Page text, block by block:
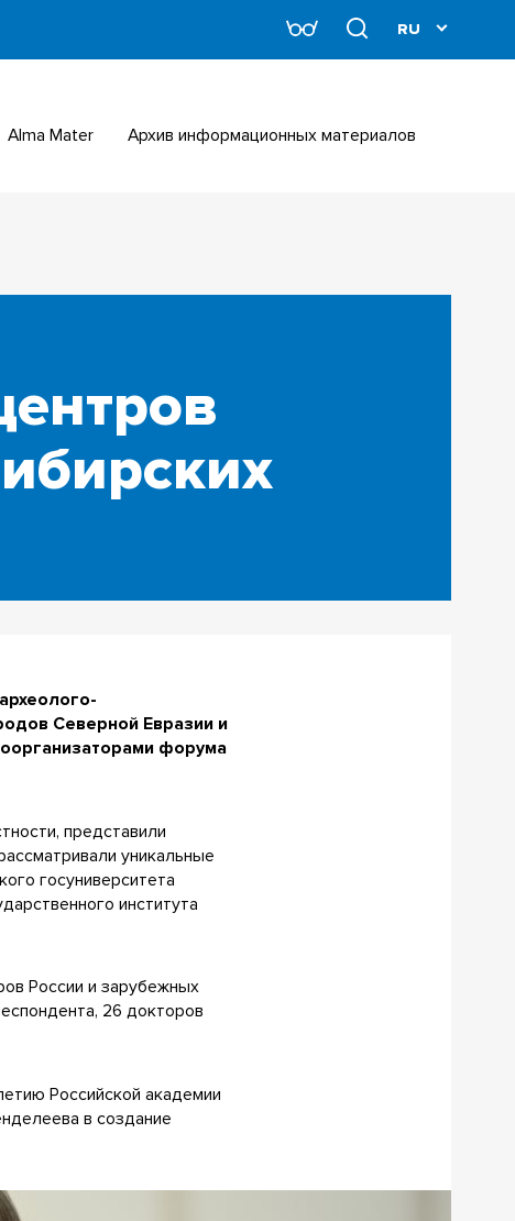
Alma Mater Архив информационных материалов
Северной Евразии и
форума
представили
уникальные
госуниверситета
института
России и зарубежных
26 докторов
Российской академии
в создание